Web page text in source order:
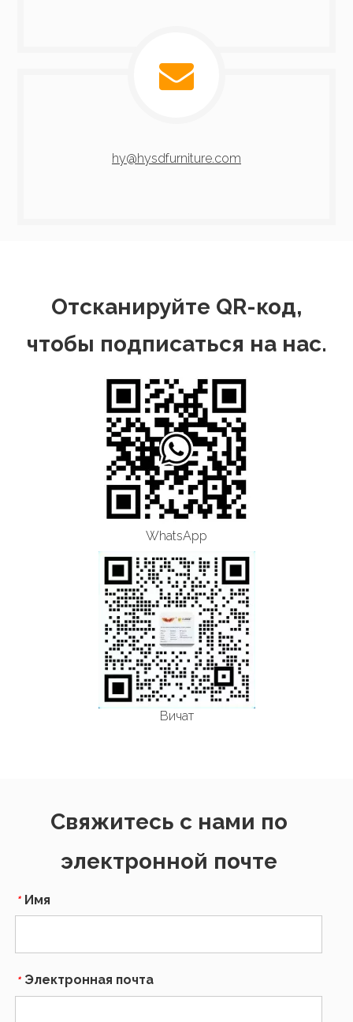
hy@hysdfurniture.com
Отсканируйте QR-код,
чтобы подписаться на нас.
WhatsApp
Вичат
Свяжитесь с нами по
электронной почте
* Имя
* Электронная почта